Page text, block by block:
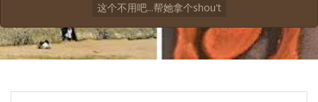
这个不用吧...帮她拿个shou't